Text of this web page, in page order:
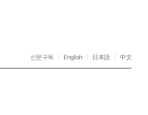
신문구독 English 日本語 中文